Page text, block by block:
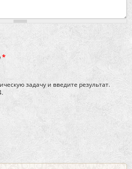
*
задачу и введите результат.